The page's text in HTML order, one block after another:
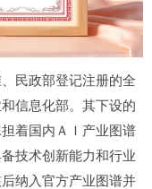
民政部登记注册的全
信息化部。其下设的
着国内ＡＩ产业图谱
技术创新能力和行业
纳入官方产业图谱并